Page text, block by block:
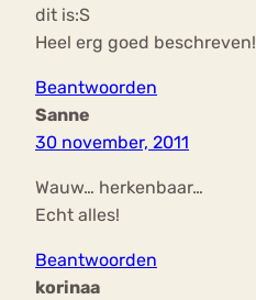
dit is:S
Heel erg goed beschreven!
Beantwoorden
Sanne
30 november, 2011
Wauw… herkenbaar…
Echt alles!
Beantwoorden
korinaa